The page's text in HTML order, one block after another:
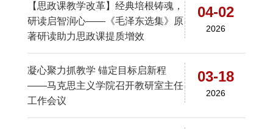
【思政课教学改革】经典培根铸魂，
研读启智润心——《毛泽东选集》原
著研读助力思政课提质增效
04-02
2026
凝心聚力抓教学 锚定目标启新程
——马克思主义学院召开教研室主任
工作会议
03-18
2026